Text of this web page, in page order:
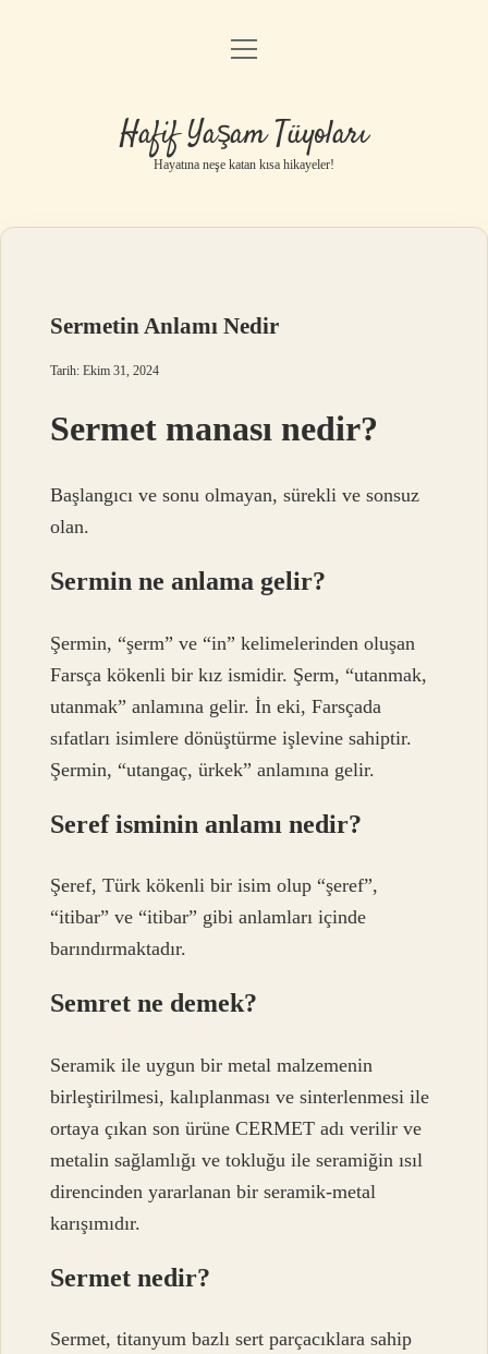
Anasayfa
Yasal Uyarı
menüyü
Hafif Yaşam Tüyoları
Hayatına neşe katan kısa hikayeler!
Sermetin Anlamı Nedir
Tarih: Ekim 31, 2024
Sermet manası nedir?
Başlangıcı ve sonu olmayan, sürekli ve sonsuz
olan.
Sermin ne anlama gelir?
Şermin, “şerm” ve “in” kelimelerinden oluşan
Farsça kökenli bir kız ismidir. Şerm, “utanmak,
utanmak” anlamına gelir. İn eki, Farsçada
sıfatları isimlere dönüştürme işlevine sahiptir.
Şermin, “utangaç, ürkek” anlamına gelir.
Seref isminin anlamı nedir?
Şeref, Türk kökenli bir isim olup “şeref”,
“itibar” ve “itibar” gibi anlamları içinde
barındırmaktadır.
Semret ne demek?
Seramik ile uygun bir metal malzemenin
birleştirilmesi, kalıplanması ve sinterlenmesi ile
ortaya çıkan son ürüne CERMET adı verilir ve
metalin sağlamlığı ve tokluğu ile seramiğin ısıl
direncinden yararlanan bir seramik-metal
karışımıdır.
Sermet nedir?
Sermet, titanyum bazlı sert parçacıklara sahip